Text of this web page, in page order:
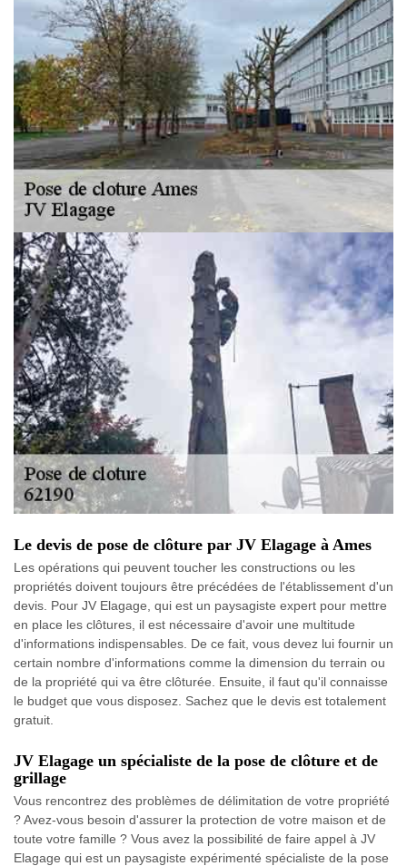
Le devis de pose de clôture par JV Elagage à Ames
Les opérations qui peuvent toucher les constructions ou les
propriétés doivent toujours être précédées de l'établissement d'un
devis. Pour JV Elagage, qui est un paysagiste expert pour mettre
en place les clôtures, il est nécessaire d'avoir une multitude
d'informations indispensables. De ce fait, vous devez lui fournir un
certain nombre d'informations comme la dimension du terrain ou
de la propriété qui va être clôturée. Ensuite, il faut qu'il connaisse
le budget que vous disposez. Sachez que le devis est totalement
gratuit.
JV Elagage un spécialiste de la pose de clôture et de
grillage
Vous rencontrez des problèmes de délimitation de votre propriété
? Avez-vous besoin d'assurer la protection de votre maison et de
toute votre famille ? Vous avez la possibilité de faire appel à JV
Elagage qui est un paysagiste expérimenté spécialiste de la pose